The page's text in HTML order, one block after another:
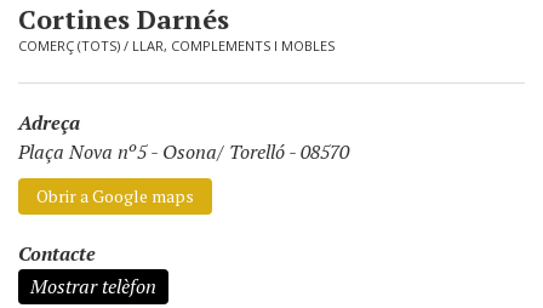
Cortines Darnés
COMERÇ (TOTS) / LLAR, COMPLEMENTS I MOBLES
Adreça
Plaça Nova nº5- Osona/ Torelló - 08570
Obrir a Google maps
Contacte
Mostrar telèfon